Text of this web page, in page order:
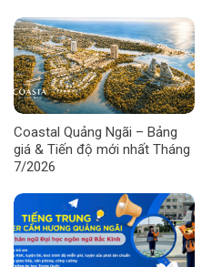
Coastal Quảng Ngãi – Bảng
giá & Tiến độ mới nhất Tháng
7/2026